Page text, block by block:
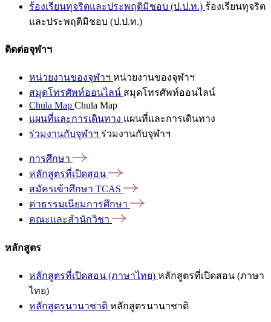
ร้องเรียนทุจริตและประพฤติมิชอบ (ป.ป.ท.) ร้องเรียนทุจริต
และประพฤติมิชอบ (ป.ป.ท.)
ติดต่อจุฬาฯ
หน่วยงานของจุฬาฯ หน่วยงานของจุฬาฯ
สมุดโทรศัพท์ออนไลน์ สมุดโทรศัพท์ออนไลน์
Chula Map Chula Map
แผนที่และการเดินทาง แผนที่และการเดินทาง
ร่วมงานกับจุฬาฯ ร่วมงานกับจุฬาฯ
การศึกษา
หลักสูตรที่เปิดสอน
สมัครเข้าศึกษา TCAS
ค่าธรรมเนียมการศึกษา
คณะและสำนักวิชา
หลักสูตร
หลักสูตรที่เปิดสอน (ภาษาไทย) หลักสูตรที่เปิดสอน (ภาษา
ไทย)
หลักสูตรนานาชาติ หลักสูตรนานาชาติ